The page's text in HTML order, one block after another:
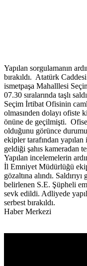
Yapılan sorgulamanın
bırakıldı. Atatürk
ismetpaşa Mahalllesi
07.30 sıralarında taşlı
Seçim İrtibat Ofisinin
olmasınden dolayı ofiste
önüne de geçilmişti.
olduğunu görünce
ekipler tarafından
geldiği şahıs kameradan
Yapılan incelemelerin
İl Emniyet Müdürlüğü
gözaltına alındı.
belirlenen S.E. Şüpheli
sevk edildi. Adliyede
serbest bırakıldı.
Haber Merkezi